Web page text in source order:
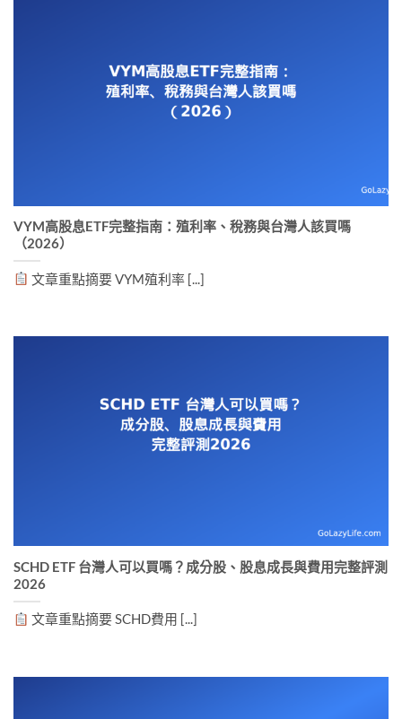
VYM高股息ETF完整指南：殖利率、稅務與台灣人該買嗎
（2026）
文章重點摘要 VYM殖利率 [...]
SCHD ETF 台灣人可以買嗎？成分股、股息成長與費用完整評測
2026
文章重點摘要 SCHD費用 [...]